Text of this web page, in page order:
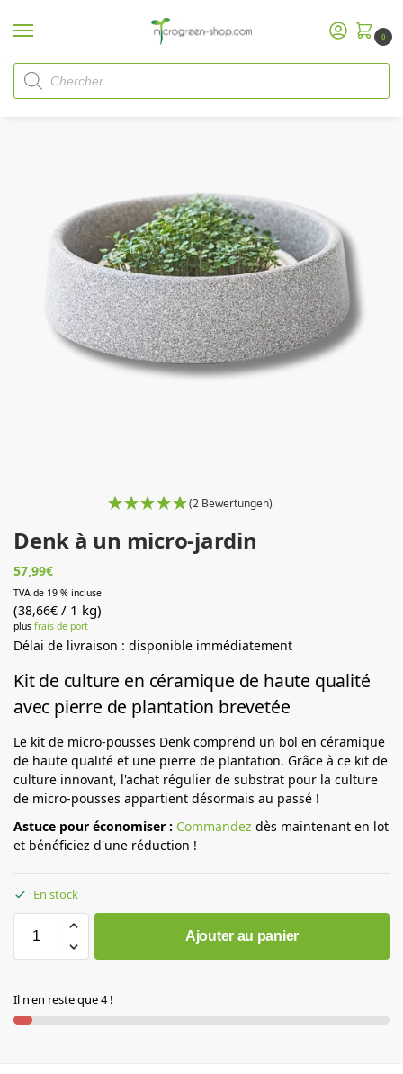
0
Accueil / Microgreen Shop
(2 Bewertungen)
Denk à un micro-jardin
57,99€
TVA de 19 % incluse
(38,66€ / 1 kg)
plus frais de port
Délai de livraison : disponible immédiatement
Kit de culture en céramique de haute qualité
avec pierre de plantation brevetée
Le kit de micro-pousses Denk comprend un bol en céramique
de haute qualité et une pierre de plantation. Grâce à ce kit de
culture innovant, l'achat régulier de substrat pour la culture
de micro-pousses appartient désormais au passé !
Astuce pour économiser : Commandez dès maintenant en lot
et bénéficiez d'une réduction !
En stock
Ajouter au panier
Il n'en reste que 4 !